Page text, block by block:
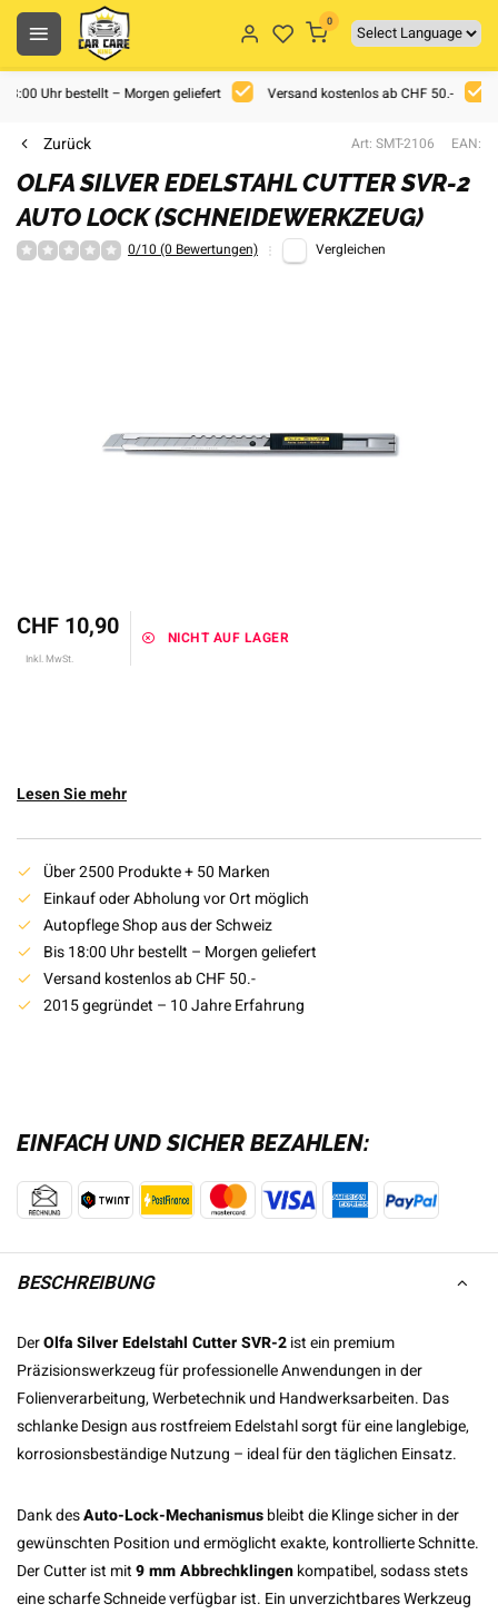
0
Uhr bestellt – Morgen geliefert Versand kostenlos ab CHF 50.-
Zurück Art: SMT-2106 EAN:
OLFA SILVER EDELSTAHL CUTTER SVR-2
AUTO LOCK (SCHNEIDEWERKZEUG)
0/10 (0 Bewertungen) Vergleichen
CHF 10,90
Inkl. MwSt.
NICHT AUF LAGER
Lesen Sie mehr
Über 2500 Produkte + 50 Marken
Einkauf oder Abholung vor Ort möglich
Autopflege Shop aus der Schweiz
Bis 18:00 Uhr bestellt – Morgen geliefert
Versand kostenlos ab CHF 50.-
2015 gegründet – 10 Jahre Erfahrung
EINFACH UND SICHER BEZAHLEN:
BESCHREIBUNG
DerOlfa Silver Edelstahl Cutter SVR-2ist ein premium
Präzisionswerkzeug für professionelle Anwendungen in der
Folienverarbeitung, Werbetechnik und Handwerksarbeiten. Das
schlanke Design aus rostfreiem Edelstahl sorgt für eine langlebige,
korrosionsbeständige Nutzung – ideal für den täglichen Einsatz.
Dank desAuto-Lock-Mechanismusbleibt die Klinge sicher in der
gewünschten Position und ermöglicht exakte, kontrollierte Schnitte.
Der Cutter ist mit9 mm Abbrechklingenkompatibel, sodass stets
eine scharfe Schneide verfügbar ist. Ein unverzichtbares Werkzeug